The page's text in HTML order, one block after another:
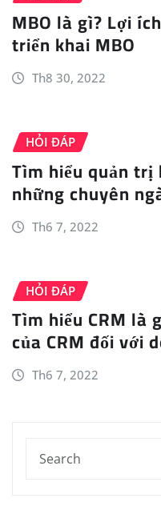
MBO là gì? Lợi
triển khai MBO
Th8 30, 2022
HỎI ĐÁP
Tìm hiểu quản trị
những chuyên
Th6 7, 2022
HỎI ĐÁP
Tìm hiểu CRM là
của CRM đối với
Th6 7, 2022